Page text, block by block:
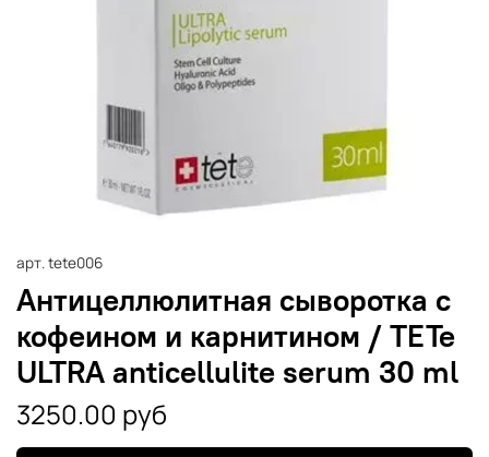
арт.tete006
Антицеллюлитная сыворотка с
кофеином и карнитином / TETe
ULTRA anticellulite serum 30 ml
3250.00 руб